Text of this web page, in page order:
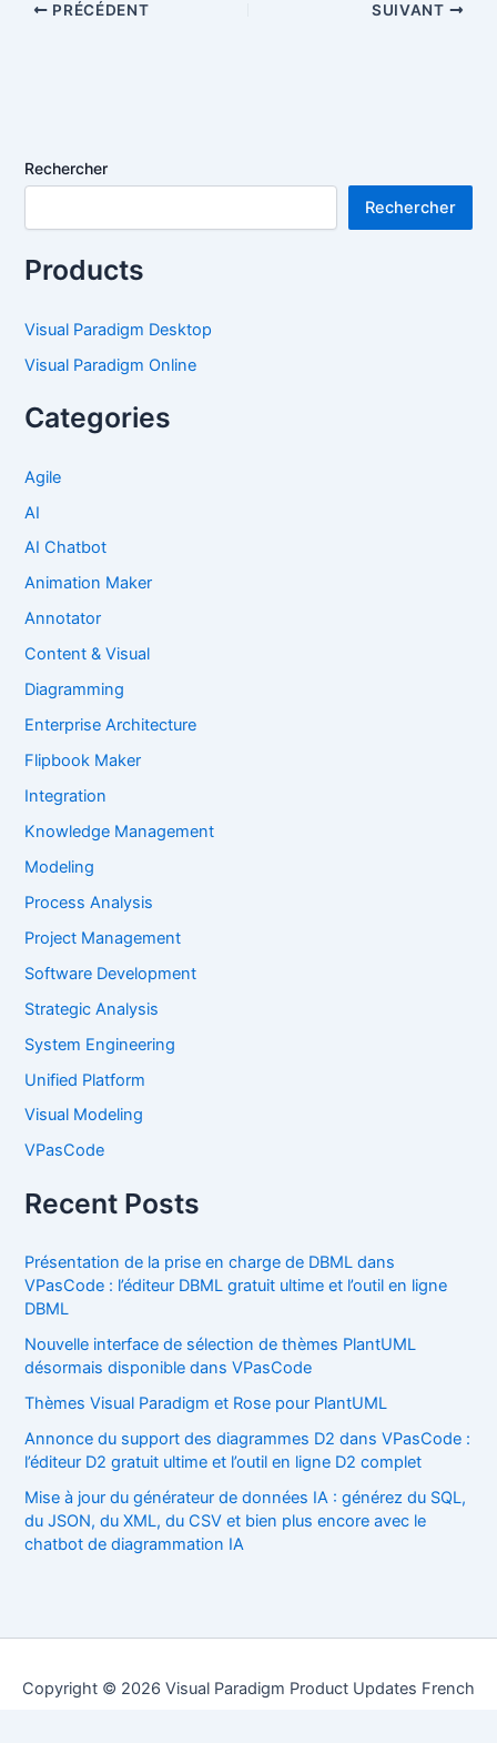
PRÉCÉDENT SUIVANT
Rechercher
Rechercher
Products
Visual Paradigm Desktop
Visual Paradigm Online
Categories
Agile
AI
AI Chatbot
Animation Maker
Annotator
Content & Visual
Diagramming
Enterprise Architecture
Flipbook Maker
Integration
Knowledge Management
Modeling
Process Analysis
Project Management
Software Development
Strategic Analysis
System Engineering
Unified Platform
Visual Modeling
VPasCode
Recent Posts
Présentation de la prise en charge de DBML dans
VPasCode : l’éditeur DBML gratuit ultime et l’outil en ligne
DBML
Nouvelle interface de sélection de thèmes PlantUML
désormais disponible dans VPasCode
Thèmes Visual Paradigm et Rose pour PlantUML
Annonce du support des diagrammes D2 dans VPasCode :
l’éditeur D2 gratuit ultime et l’outil en ligne D2 complet
Mise à jour du générateur de données IA : générez du SQL,
du JSON, du XML, du CSV et bien plus encore avec le
chatbot de diagrammation IA
Copyright © 2026 Visual Paradigm Product Updates French